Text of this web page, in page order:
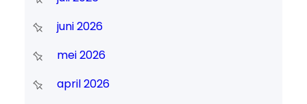
juni 2026
mei 2026
april 2026